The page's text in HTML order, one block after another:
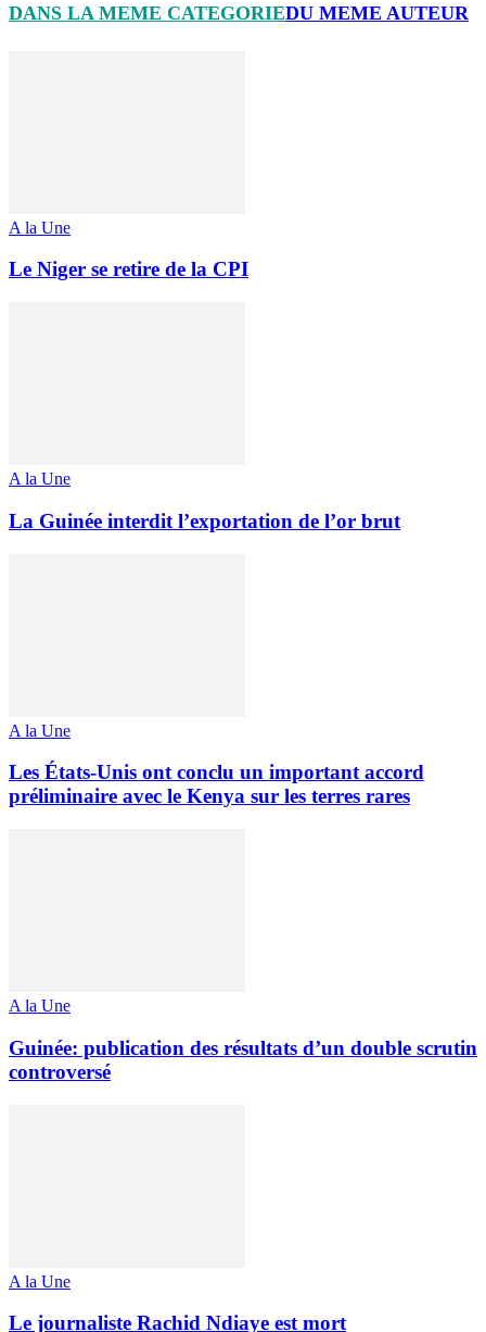
DANS LA MEME CATEGORIEDU MEME AUTEUR
A la Une
Le Niger se retire de la CPI
A la Une
La Guinée interdit l’exportation de l’or brut
A la Une
Les États-Unis ont conclu un important accord
préliminaire avec le Kenya sur les terres rares
A la Une
Guinée: publication des résultats d’un double scrutin
controversé
A la Une
Le journaliste Rachid Ndiaye est mort